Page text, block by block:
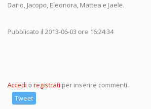
Dario, Jacopo, Eleonora, Mattea e Jaele.
Pubblicato il 2013-06-03 ore 16:24:34
Accedi o registrati per inserire commenti.
Tweet